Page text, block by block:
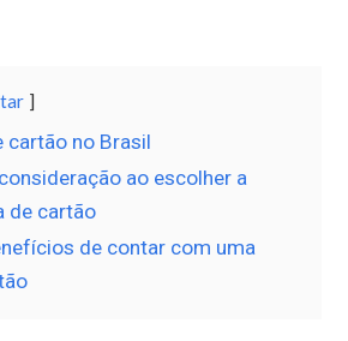
cartão no Brasil
ao escolher a
de cartão
de contar com uma